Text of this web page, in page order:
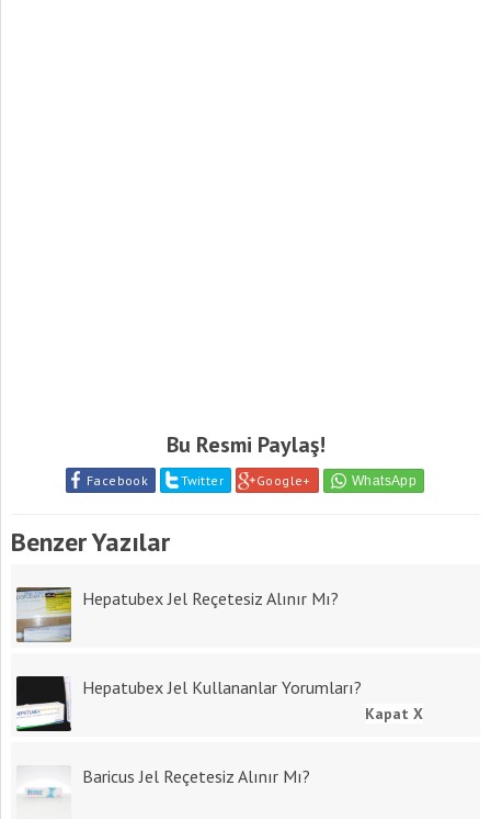
Bu Resmi Paylaş!
Facebook Twitter Google+
Benzer Yazılar
Hepatubex Jel Reçetesiz Alınır Mı?
Hepatubex Jel Kullananlar Yorumları?
Baricus Jel Reçetesiz Alınır Mı?
Kapat X